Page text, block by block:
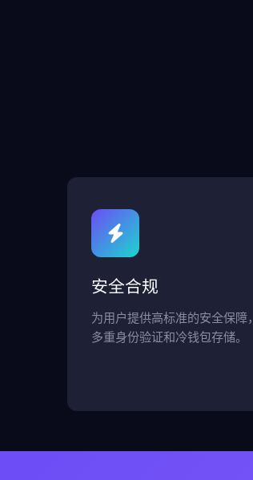
安全合规
为用户提供高标准的安全保障，
多重身份验证和冷钱包存储。